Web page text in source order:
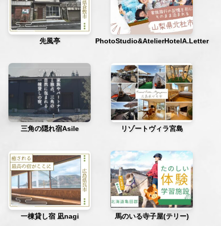
先風亭 PhotoStudio&AtelierHotelA.Letter
三角の隠れ宿Asile リゾートヴィラ宮島
一棟貸し宿 凪nagi 馬のいる寺子屋(テリー)